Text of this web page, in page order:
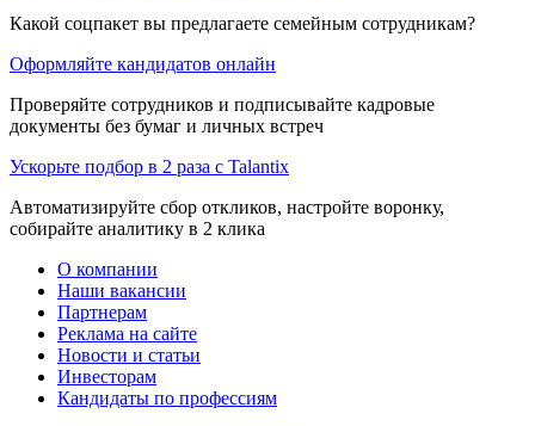
Какой соцпакет вы предлагаете семейным сотрудникам?
Оформляйте кандидатов онлайн
Проверяйте сотрудников и подписывайте кадровые
документы без бумаг и личных встреч
Ускорьте подбор в 2 раза с Talantix
Автоматизируйте сбор откликов, настройте воронку,
собирайте аналитику в 2 клика
О компании
Наши вакансии
Партнерам
Реклама на сайте
Новости и статьи
Инвесторам
Кандидаты по профессиям